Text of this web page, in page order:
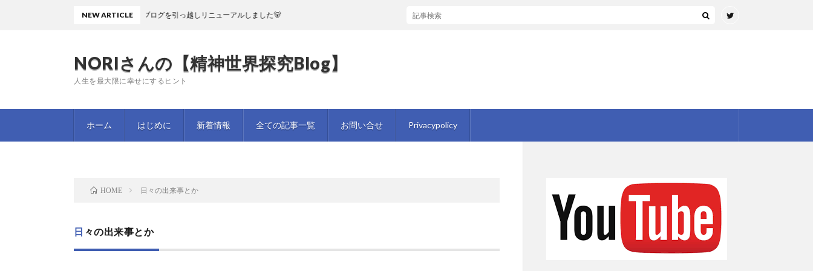
NORIさんの【精神世界探究Blog】
人生を最大限に幸せにするヒント
ホーム はじめに 新着情報 全ての記事一覧 お問い合せ Privacypolicy
NEW ARTICLE ブログを引っ越しリニューアルしました🐻
HOME 日々の出来事とか
日々の出来事とか